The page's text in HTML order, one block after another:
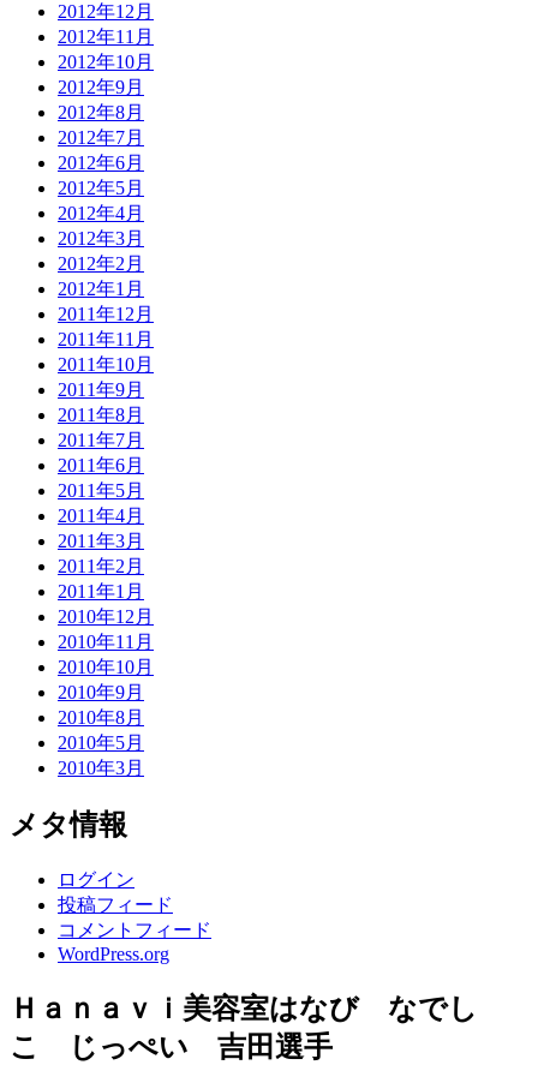
2012年12月
2012年11月
2012年10月
2012年9月
2012年8月
2012年7月
2012年6月
2012年5月
2012年4月
2012年3月
2012年2月
2012年1月
2011年12月
2011年11月
2011年10月
2011年9月
2011年8月
2011年7月
2011年6月
2011年5月
2011年4月
2011年3月
2011年2月
2011年1月
2010年12月
2010年11月
2010年10月
2010年9月
2010年8月
2010年5月
2010年3月
メタ情報
ログイン
投稿フィード
コメントフィード
WordPress.org
Ｈａｎａｖｉ美容室はなび なでし
こ じっぺい 吉田選手